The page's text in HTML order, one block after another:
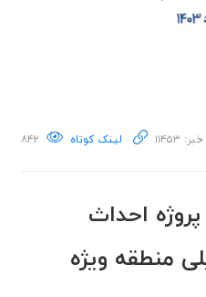
۱۱۴۵۳ لینک کوتاه ۸۴۲
پروژه احداث
منطقه ویژه